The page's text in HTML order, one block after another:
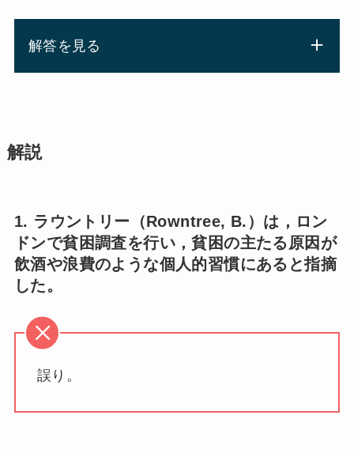
解答を見る
解説
1. ラウントリー（Rowntree, B.）は，ロン
ドンで貧困調査を行い，貧困の主たる原因が
飲酒や浪費のような個人的習慣にあると指摘
した。
誤り。